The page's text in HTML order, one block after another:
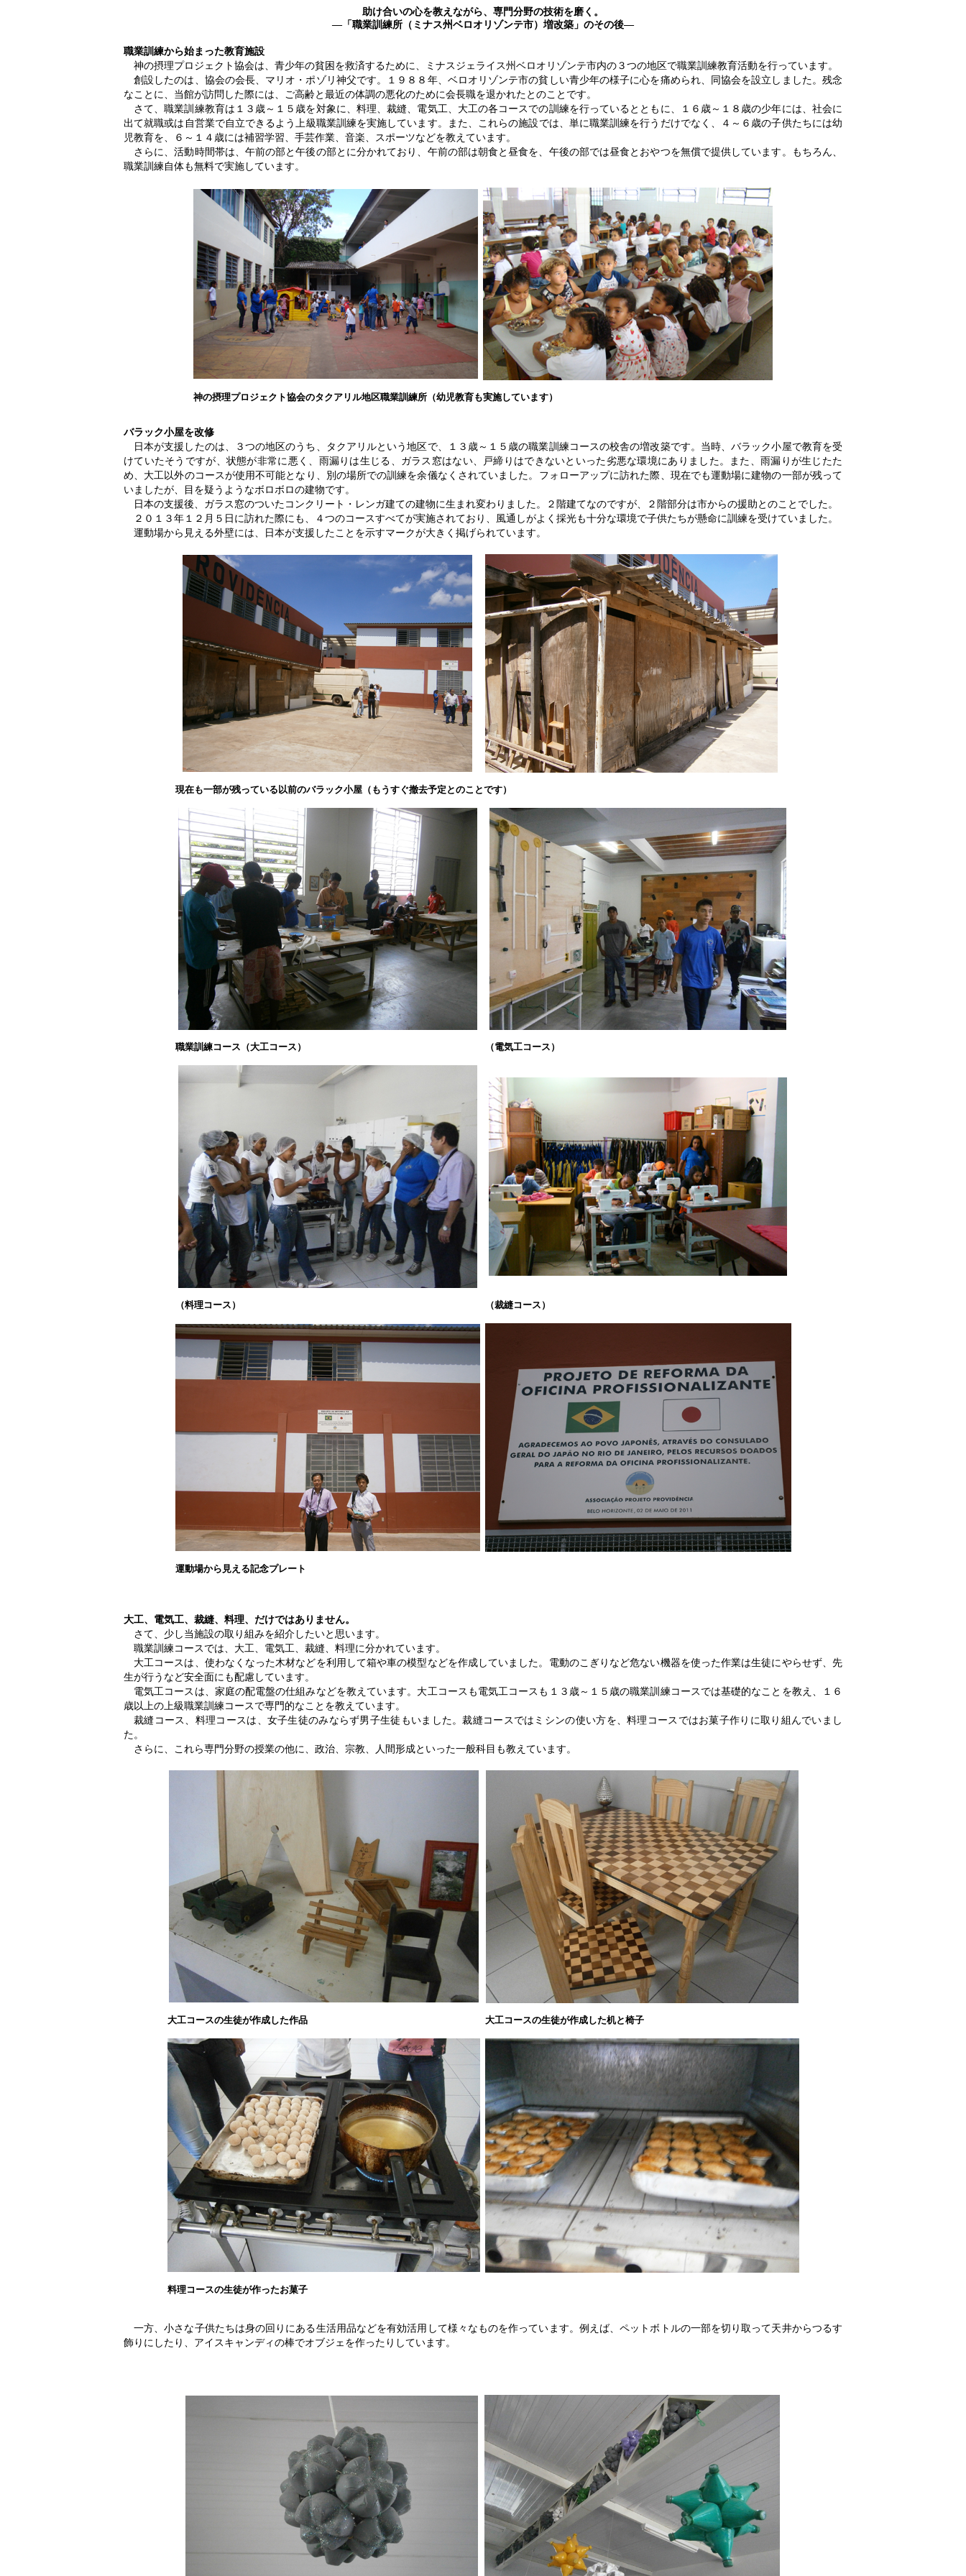
助け合いの心を教えながら、専門分野の技術を磨く。
―「職業訓練所（ミナス州ベロオリゾンテ市）増改築」のその後―
職業訓練から始まった教育施設
神の摂理プロジェクト協会は、青少年の貧困を救済するために、ミナスジェライス州ベロオリゾンテ市内の３つの地区で職業訓練教育活動を行っています。
創設したのは、協会の会長、マリオ・ポゾリ神父です。１９８８年、ベロオリゾンテ市の貧しい青少年の様子に心を痛められ、同協会を設立しました。残念
なことに、当館が訪問した際には、ご高齢と最近の体調の悪化のために会長職を退かれたとのことです。
さて、職業訓練教育は１３歳～１５歳を対象に、料理、裁縫、電気工、大工の各コースでの訓練を行っているとともに、１６歳～１８歳の少年には、社会に
出て就職或は自営業で自立できるよう上級職業訓練を実施しています。また、これらの施設では、単に職業訓練を行うだけでなく、４～６歳の子供たちには幼
児教育を、６～１４歳には補習学習、手芸作業、音楽、スポーツなどを教えています。
さらに、活動時間帯は、午前の部と午後の部とに分かれており、午前の部は朝食と昼食を、午後の部では昼食とおやつを無償で提供しています。もちろん、
職業訓練自体も無料で実施しています。
神の摂理プロジェクト協会のタクアリル地区職業訓練所（幼児教育も実施しています）
バラック小屋を改修
日本が支援したのは、３つの地区のうち、タクアリルという地区で、１３歳～１５歳の職業訓練コースの校舎の増改築です。当時、バラック小屋で教育を受
けていたそうですが、状態が非常に悪く、雨漏りは生じる、ガラス窓はない、戸締りはできないといった劣悪な環境にありました。また、雨漏りが生じたた
め、大工以外のコースが使用不可能となり、別の場所での訓練を余儀なくされていました。フォローアップに訪れた際、現在でも運動場に建物の一部が残って
いましたが、目を疑うようなボロボロの建物です。
日本の支援後、ガラス窓のついたコンクリート・レンガ建ての建物に生まれ変わりました。２階建てなのですが、２階部分は市からの援助とのことでした。
２０１３年１２月５日に訪れた際にも、４つのコースすべてが実施されており、風通しがよく採光も十分な環境で子供たちが懸命に訓練を受けていました。
運動場から見える外壁には、日本が支援したことを示すマークが大きく掲げられています。
現在も一部が残っている以前のバラック小屋（もうすぐ撤去予定とのことです）
職業訓練コース（大工コース） （電気工コース）
（料理コース） （裁縫コース）
運動場から見える記念プレート
大工、電気工、裁縫、料理、だけではありません。
さて、少し当施設の取り組みを紹介したいと思います。
職業訓練コースでは、大工、電気工、裁縫、料理に分かれています。
大工コースは、使わなくなった木材などを利用して箱や車の模型などを作成していました。電動のこぎりなど危ない機器を使った作業は生徒にやらせず、先
生が行うなど安全面にも配慮しています。
電気工コースは、家庭の配電盤の仕組みなどを教えています。大工コースも電気工コースも１３歳～１５歳の職業訓練コースでは基礎的なことを教え、１６
歳以上の上級職業訓練コースで専門的なことを教えています。
裁縫コース、料理コースは、女子生徒のみならず男子生徒もいました。裁縫コースではミシンの使い方を、料理コースではお菓子作りに取り組んでいまし
た。
さらに、これら専門分野の授業の他に、政治、宗教、人間形成といった一般科目も教えています。
大工コースの生徒が作成した作品 大工コースの生徒が作成した机と椅子
料理コースの生徒が作ったお菓子
一方、小さな子供たちは身の回りにある生活用品などを有効活用して様々なものを作っています。例えば、ペットボトルの一部を切り取って天井からつるす
飾りにしたり、アイスキャンディの棒でオブジェを作ったりしています。